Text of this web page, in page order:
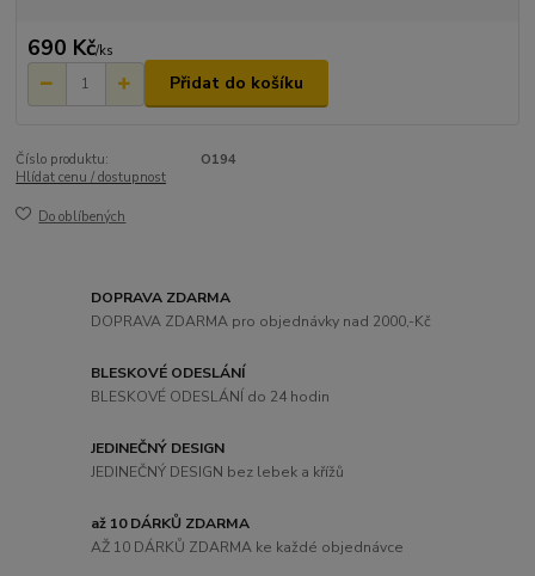
690 Kč/ks
Přidat do košíku
Číslo produktu:
O194
Hlídat cenu / dostupnost
Do oblíbených
DOPRAVA ZDARMA
DOPRAVA ZDARMA pro objednávky nad 2000,-Kč
BLESKOVÉ ODESLÁNÍ
BLESKOVÉ ODESLÁNÍ do 24 hodin
JEDINEČNÝ DESIGN
JEDINEČNÝ DESIGN bez lebek a křížů
až 10 DÁRKŮ ZDARMA
AŽ 10 DÁRKŮ ZDARMA ke každé objednávce